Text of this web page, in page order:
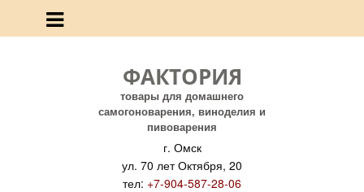
ФАКТОРИЯ
товары для домашнего
самогоноварения, виноделия и
пивоварения
г. Омск
ул. 70 лет Октября, 20
тел: +7-904-587-28-06